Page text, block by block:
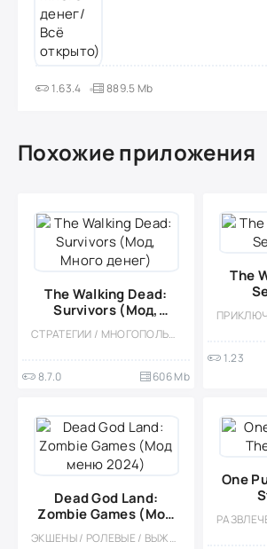
1.63.4 889.5 Mb
Похожие приложения
The Walking Dead:
Survivors (Мод,
Много денег)
СТРАТЕГИИ / МНОГОПОЛЬЗОВАТЕЛЬСКАЯ / СОРЕВНОВАТЕЛЬНАЯ / ОДНОПОЛЬЗОВАТЕЛЬСКИЕ / СТИЛИЗАЦИЯ / РЕАЛИЗМ / МОД / БОЛЬШАЯ / ЗОМБИ / 3D / ВЫЖИВАНИЕ / ВСТРОЕННЫЙ КЕШ
8.7.0 606 Mb
The
1.23
Dead God Land:
Zombie Games (Мод
меню 2024)
ЭКШЕНЫ / РОЛЕВЫЕ / ВЫЖИВАНИЕ / ШУТЕРЫ / АПОКАЛИПСИС / 3D / КРАФТИНГ / ХОРРОР НА ВЫЖИВАНИЕ / БОЛЬШАЯ / ИЗОМЕТРИЯ / ЗОМБИ / ОДНОПОЛЬЗОВАТЕЛЬСКИЕ / МОД
One